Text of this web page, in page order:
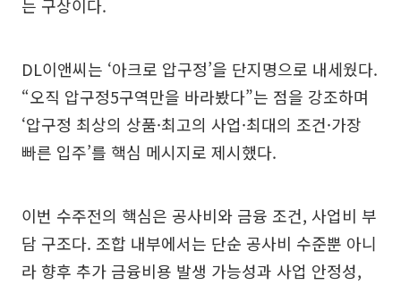
는 구상이다.
DL이앤씨는 ‘아크로 압구정’을 단지명으로 내세웠다.
“오직 압구정5구역만을 바라봤다”는 점을 강조하며
‘압구정 최상의 상품·최고의 사업·최대의 조건·가장
빠른 입주’를 핵심 메시지로 제시했다.
이번 수주전의 핵심은 공사비와 금융 조건, 사업비 부
담 구조다. 조합 내부에서는 단순 공사비 수준뿐 아니
라 향후 추가 금융비용 발생 가능성과 사업 안정성,